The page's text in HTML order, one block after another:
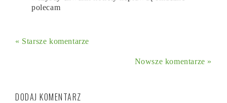
polecam
« Starsze komentarze
Nowsze komentarze »
DODAJ KOMENTARZ